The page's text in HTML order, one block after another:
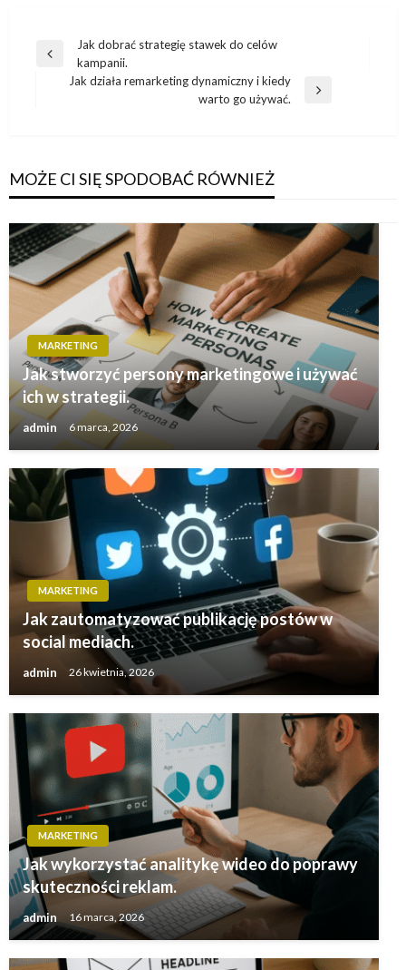
Nawigacja
wpisu
Poprzedni
Jak dobrać strategię stawek do celów
kampanii.
Jak działa remarketing dynamiczny i kiedy
warto go używać.
MOŻE CI SIĘ SPODOBAĆ RÓWNIEŻ
MARKETING
Jak stworzyć persony marketingowe i używać
ich w strategii.
admin 6 marca, 2026
MARKETING
Jak zautomatyzować publikację postów w
social mediach.
admin 26 kwietnia, 2026
MARKETING
Jak wykorzystać analitykę wideo do poprawy
skuteczności reklam.
admin 16 marca, 2026